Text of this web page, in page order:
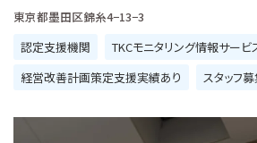
東京都墨田区錦糸4−13−3
認定支援機関
TKCモニタリング情報サービ
経営改善計画策定支援実績あり
スタッフ